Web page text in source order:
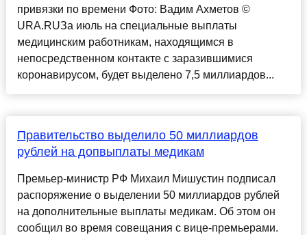
привязки по времени Фото: Вадим Ахметов ©
URA.RUЗа июль на специальные выплаты
медицинским работникам, находящимся в
непосредственном контакте с заразившимися
коронавирусом, будет выделено 7,5 миллиардов...
Правительство выделило 50 миллиардов
рублей на допвыплаты медикам
Премьер-министр РФ Михаил Мишустин подписал
распоряжение о выделении 50 миллиардов рублей
на дополнительные выплаты медикам. Об этом он
сообщил во время совещания с вице-премьерами.